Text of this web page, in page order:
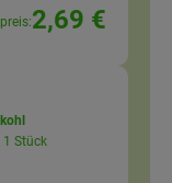
2,69 €
1 Stück